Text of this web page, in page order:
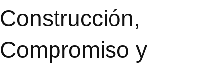
Construcción,
Compromiso y